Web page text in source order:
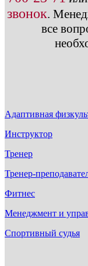
звонок.
все
Адаптивная
Инструктор
Тренер
Тренер-
Фитнес
Менеджмент и
Спортивный судья